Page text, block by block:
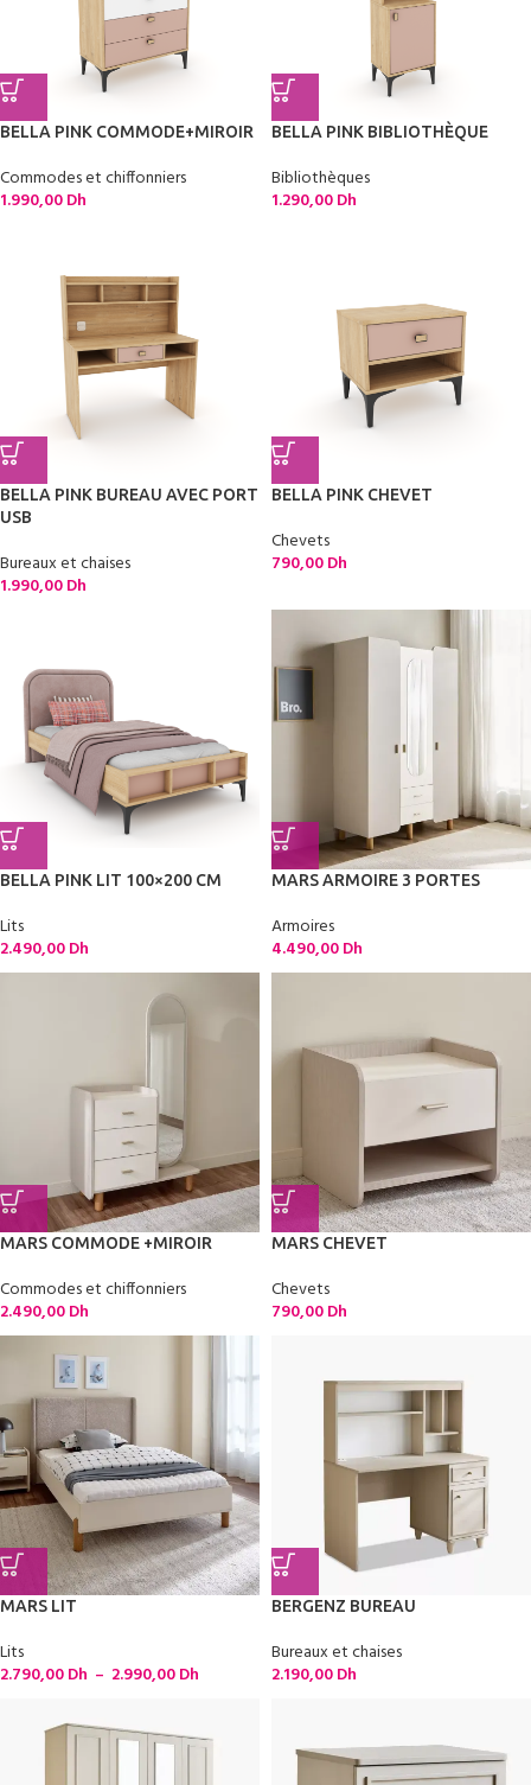
BELLA PINK COMMODE+MIROIR
Commodes et chiffonniers
1.990,00Dh
BELLA PINK BIBLIOTHÈQUE
Bibliothèques
1.290,00Dh
BELLA PINK BUREAU AVEC PORT
USB
Bureaux et chaises
1.990,00Dh
BELLA PINK CHEVET
Chevets
790,00Dh
BELLA PINK LIT 100×200 CM
Lits
2.490,00Dh
MARS ARMOIRE 3 PORTES
Armoires
4.490,00Dh
MARS COMMODE +MIROIR
Commodes et chiffonniers
2.490,00Dh
MARS CHEVET
Chevets
790,00Dh
MARS LIT
Lits
2.790,00Dh – 2.990,00Dh
BERGENZ BUREAU
Bureaux et chaises
2.190,00Dh